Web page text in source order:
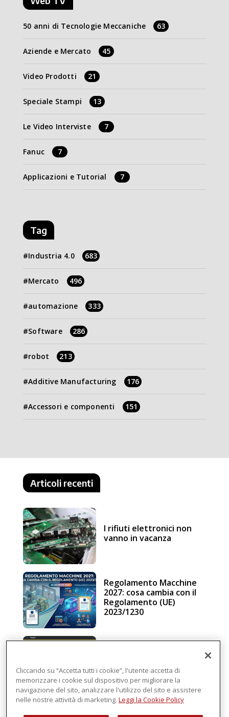
50 anni di Tecnologie Meccaniche 63
Aziende e Mercato 45
Video Prodotti 21
Speciale Stampi 13
Le Video Interviste 7
Fanuc 7
Applicazioni e Tutorial 7
Tag
Industria 4.0 683
Mercato 496
automazione 333
Software 286
robot 213
Additive Manufacturing 176
Accessori e componenti 151
Articoli recenti
I rifiuti elettronici non
vanno in vacanza
Regolamento Macchine
2027: cosa cambia con il
Regolamento (UE)
2023/1230
intelligenza in cloud
Cliccando su “Accetta tutti i cookie”, l'utente accetta di
memorizzare i cookie sul dispositivo per migliorare la
navigazione del sito, analizzare l'utilizzo del sito e assistere
nelle nostre attività di marketing. Leggi la Cookie Policy